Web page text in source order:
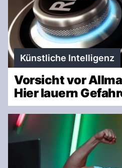
Künstliche Intelligenz
Vorsicht vor
Hier lauern